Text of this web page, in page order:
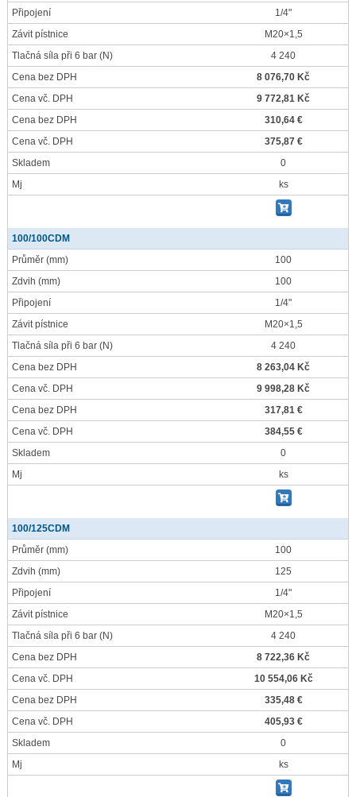
Připojení
1/4"
Závit pístnice
M20×1,5
Tlačná síla při 6 bar (N)
4 240
Cena bez DPH
8 076,70 Kč
Cena vč. DPH
9 772,81 Kč
Cena bez DPH
310,64 €
Cena vč. DPH
375,87 €
Skladem
0
Mj
ks
100/100CDM
Průměr (mm)
100
Zdvih (mm)
100
Připojení
1/4"
Závit pístnice
M20×1,5
Tlačná síla při 6 bar (N)
4 240
Cena bez DPH
8 263,04 Kč
Cena vč. DPH
9 998,28 Kč
Cena bez DPH
317,81 €
Cena vč. DPH
384,55 €
Skladem
0
Mj
ks
100/125CDM
Průměr (mm)
100
Zdvih (mm)
125
Připojení
1/4"
Závit pístnice
M20×1,5
Tlačná síla při 6 bar (N)
4 240
Cena bez DPH
8 722,36 Kč
Cena vč. DPH
10 554,06 Kč
Cena bez DPH
335,48 €
Cena vč. DPH
405,93 €
Skladem
0
Mj
ks